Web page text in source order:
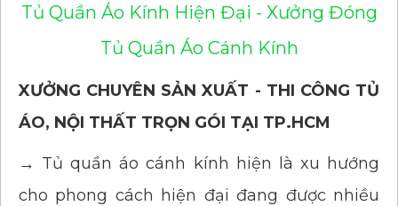
Tủ Quần Áo Kính Hiện Đại - Xưởng Đóng
Tủ Quần Áo Cánh Kính
XƯỞNG CHUYÊN SẢN XUẤT - THI CÔNG TỦ
ÁO, NỘI THẤT TRỌN GÓI TẠI TP.HCM
→ Tủ quần áo cánh kính hiện là xu hướng
cho phong cách hiện đại đang được nhiều